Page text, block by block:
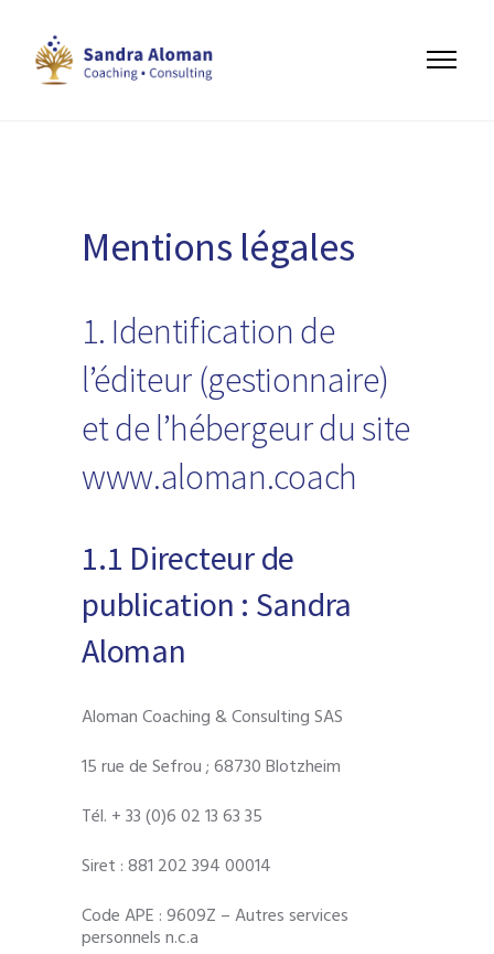
Mentions légales
1. Identification de
l’éditeur (gestionnaire)
et de l’hébergeur du site
www.aloman.coach
1.1 Directeur de
publication : Sandra
Aloman
Aloman Coaching & Consulting SAS
15 rue de Sefrou ; 68730 Blotzheim
Tél. + 33 (0)6 02 13 63 35
Siret : 881 202 394 00014
Code APE : 9609Z – Autres services
personnels n.c.a